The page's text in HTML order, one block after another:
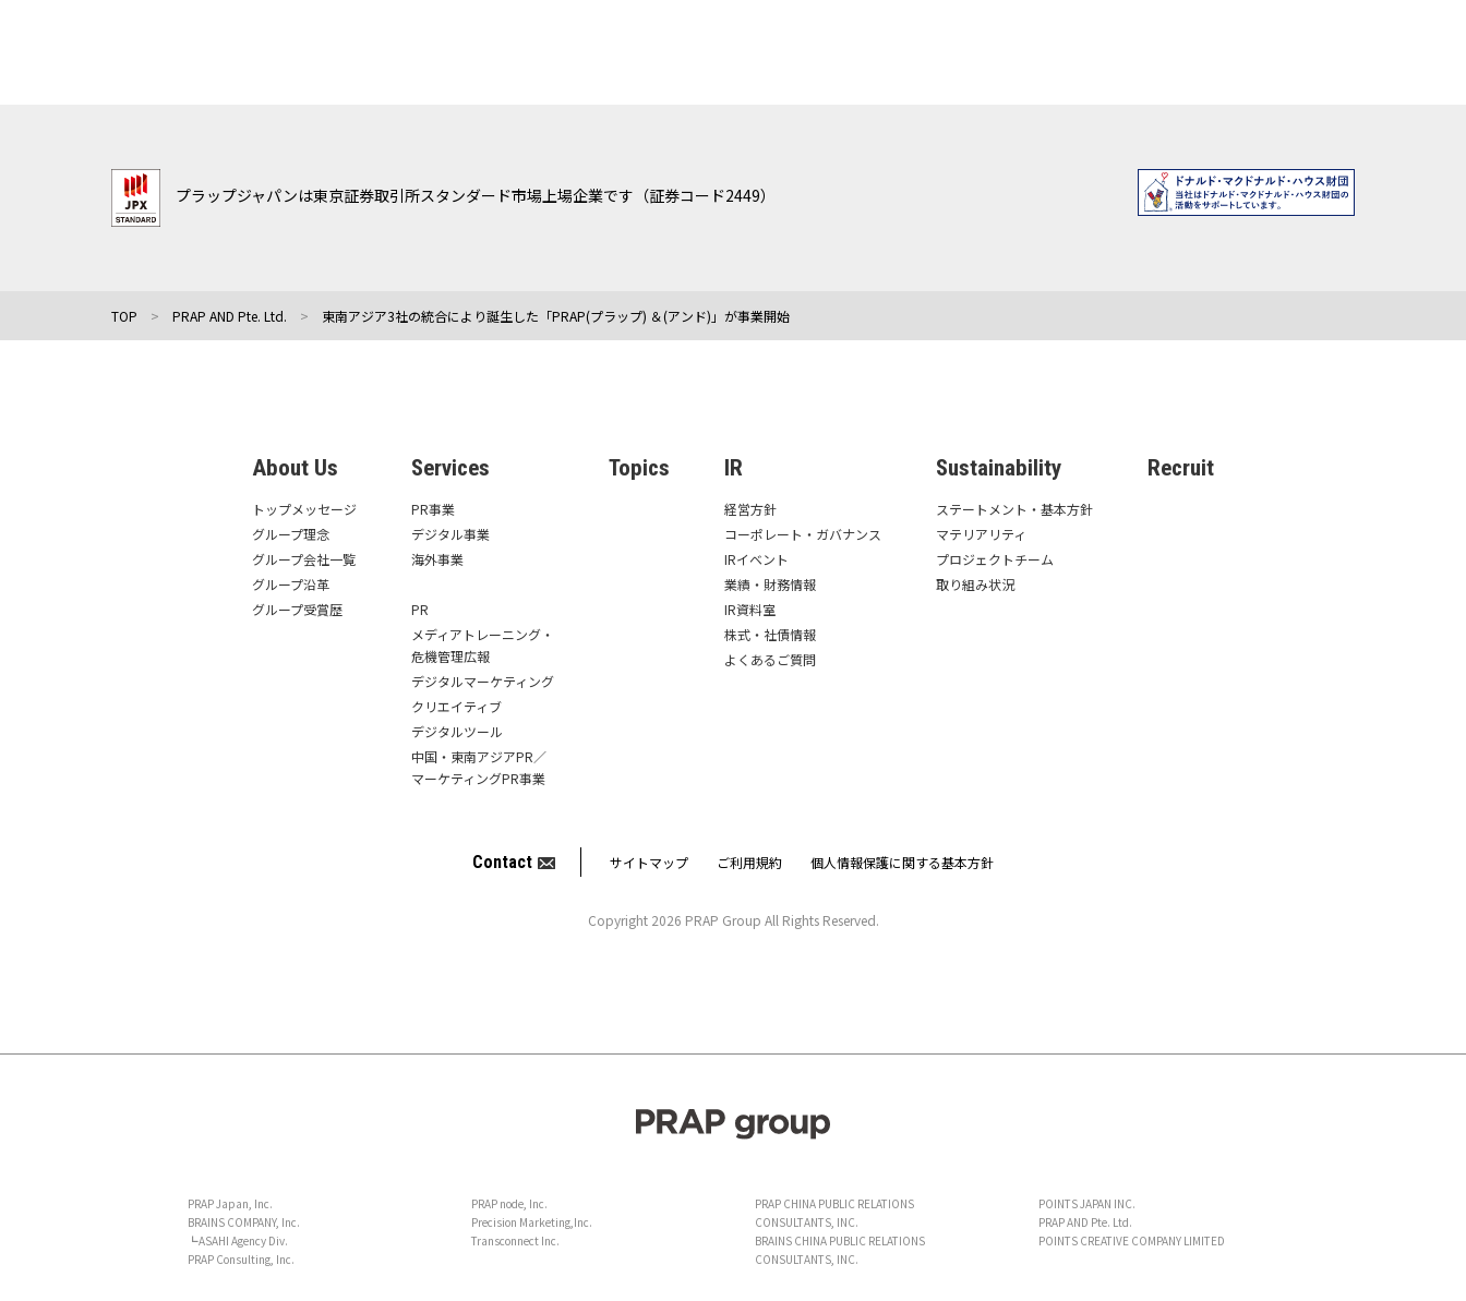
プラップジャパンは東京証券取引所スタンダード市場上場企業です（証券コード2449）
TOP PRAP AND Pte. Ltd. 東南アジア3社の統合により誕生した「PRAP(プラップ) ＆(アンド)」が事業開始
About Us
トップメッセージ
グループ理念
グループ会社一覧
グループ沿革
グループ受賞歴
Services
PR事業
デジタル事業
海外事業
PR
メディアトレーニング・
危機管理広報
デジタルマーケティング
クリエイティブ
デジタルツール
中国・東南アジアPR／
マーケティングPR事業
Topics IR
経営方針
コーポレート・ガバナンス
IRイベント
業績・財務情報
IR資料室
株式・社債情報
よくあるご質問
Sustainability
ステートメント・基本方針
マテリアリティ
プロジェクトチーム
取り組み状況
Recruit
Contact サイトマップ ご利用規約 個人情報保護に関する基本方針
Copyright 2026 PRAP Group All Rights Reserved.
PRAP Japan, Inc.
BRAINS COMPANY, Inc.
┗ASAHI Agency Div.
PRAP Consulting, Inc.
PRAP node, Inc.
Precision Marketing,Inc.
Transconnect Inc.
PRAP CHINA PUBLIC RELATIONS
CONSULTANTS, INC.
BRAINS CHINA PUBLIC RELATIONS
CONSULTANTS, INC.
POINTS JAPAN INC.
PRAP AND Pte. Ltd.
POINTS CREATIVE COMPANY LIMITED